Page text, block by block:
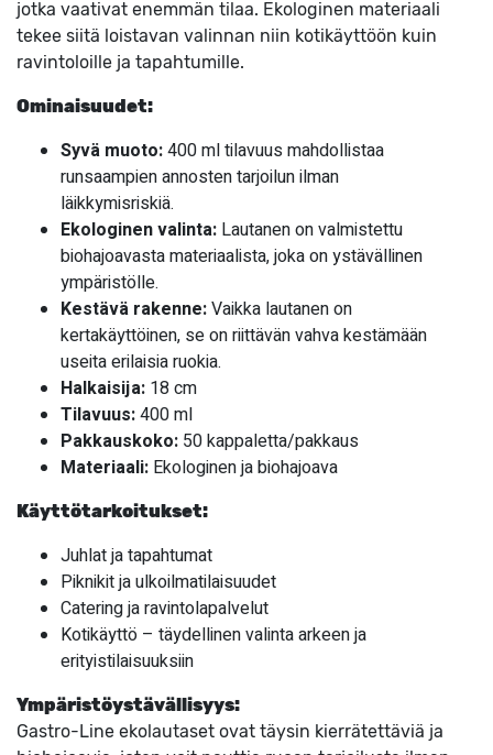
jotka vaativat enemmän tilaa. Ekologinen materiaali
tekee siitä loistavan valinnan niin kotikäyttöön kuin
ravintoloille ja tapahtumille.
Ominaisuudet:
Syvä muoto:400 ml tilavuus mahdollistaa
runsaampien annosten tarjoilun ilman
läikkymisriskiä.
Ekologinen valinta: Lautanen on valmistettu
biohajoavasta materiaalista, joka on ystävällinen
ympäristölle.
Kestävä rakenne:Vaikka lautanen on
kertakäyttöinen, se on riittävän vahva kestämään
useita erilaisia ruokia.
Halkaisija: 18 cm
Tilavuus:400 ml
Pakkauskoko: 50 kappaletta/pakkaus
Materiaali: Ekologinen ja biohajoava
Käyttötarkoitukset:
Juhlat ja tapahtumat
Piknikit ja ulkoilmatilaisuudet
Catering ja ravintolapalvelut
Kotikäyttö – täydellinen valinta arkeen ja
erityistilaisuuksiin
Ympäristöystävällisyys:
Gastro-Line ekolautaset ovat täysin kierrätettäviä ja